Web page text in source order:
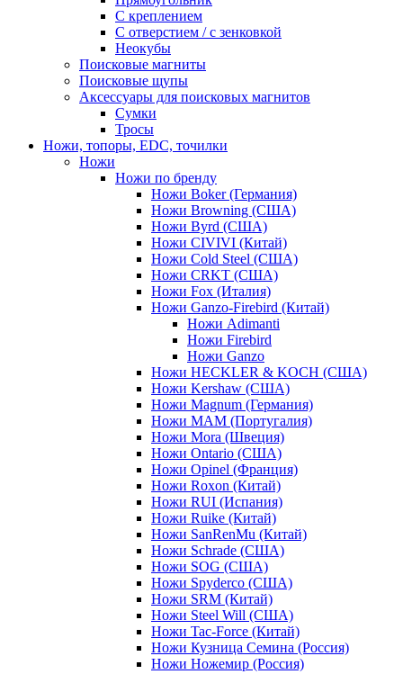
С креплением
С отверстием / с зенковкой
Неокубы
Поисковые магниты
Поисковые щупы
Аксессуары для поисковых магнитов
Сумки
Тросы
Ножи, топоры, EDC, точилки
Ножи
Ножи по бренду
Ножи Boker (Германия)
Ножи Browning (США)
Ножи Byrd (США)
Ножи CIVIVI (Китай)
Ножи Cold Steel (США)
Ножи CRKT (США)
Ножи Fox (Италия)
Ножи Ganzo-Firebird (Китай)
Ножи Adimanti
Ножи Firebird
Ножи Ganzo
Ножи HECKLER & KOCH (США)
Ножи Kershaw (США)
Ножи Magnum (Германия)
Ножи MAM (Португалия)
Ножи Mora (Швеция)
Ножи Ontario (США)
Ножи Opinel (Франция)
Ножи Roxon (Китай)
Ножи RUI (Испания)
Ножи Ruike (Китай)
Ножи SanRenMu (Китай)
Ножи Schrade (США)
Ножи SOG (США)
Ножи Spyderco (США)
Ножи SRM (Китай)
Ножи Steel Will (США)
Ножи Tac-Force (Китай)
Ножи Кузница Семина (Россия)
Ножи Ножемир (Россия)